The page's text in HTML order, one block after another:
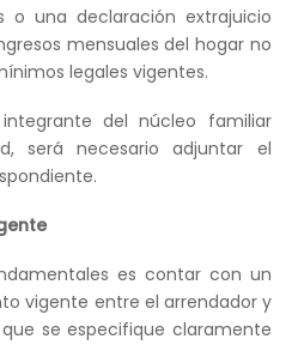
o una declaración extrajuicio
mensuales del hogar no
legales vigentes.
del núcleo familiar
será necesario adjuntar el
es contar con un
vigente entre el arrendador y
se especifique claramente